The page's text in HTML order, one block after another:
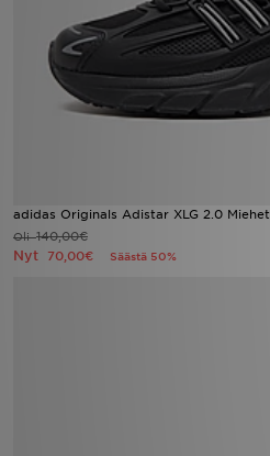
adidas Originals Adistar XLG 2.0 Miehet
Oli140,00€
Nyt 70,00€ Säästä 50%